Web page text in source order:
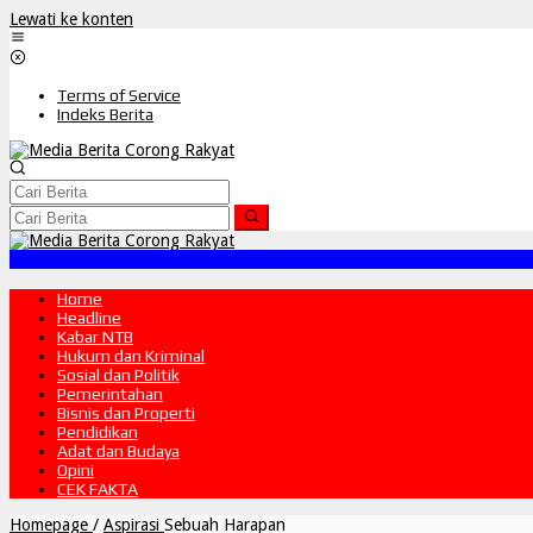
Lewati ke konten
Terms of Service
Indeks Berita
Home
Headline
Kabar NTB
Hukum dan Kriminal
Sosial dan Politik
Pemerintahan
Bisnis dan Properti
Pendidikan
Adat dan Budaya
Opini
CEK FAKTA
Homepage / Aspirasi Sebuah Harapan